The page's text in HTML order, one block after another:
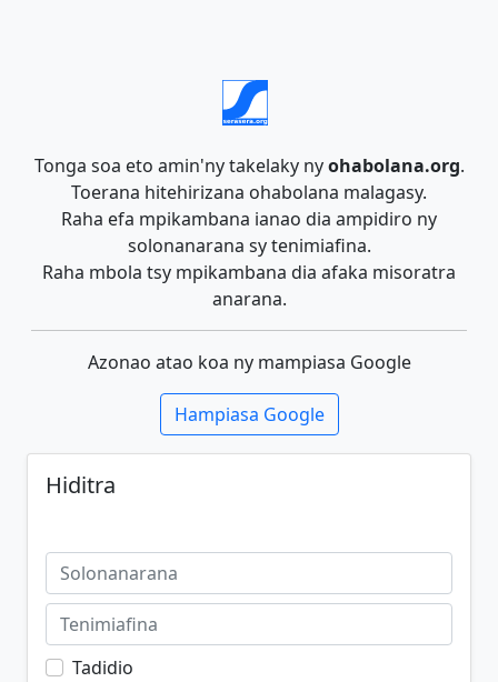
Tonga soa eto amin'ny takelaky nyohabolana.org.
Toerana hitehirizana ohabolana malagasy.
Raha efa mpikambana ianao dia ampidiro ny
solonanarana sy tenimiafina.
Raha mbola tsy mpikambana dia afaka misoratra
anarana.
Azonao atao koa ny mampiasa Google
Hampiasa Google
Hiditra
Tadidio